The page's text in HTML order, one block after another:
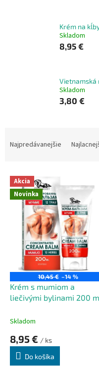
Krém na
Skladom
8,95 €
Vietnamská
Skladom
3,80 €
n
Najpredávanejšie
V
p
Akcia
Novinka
10,45 € –14 %
Krém s mumiom a
liečivými bylinami 200
Skladom
8,95 € / ks
Do košíka